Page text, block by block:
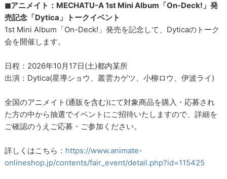
◼︎アニメイト：MECHATU-A 1st Mini Album「On-Deck!」発
売記念「Dytica」トークイベント
1st Mini Album「On-Deck!」発売を記念して、Dyticaのトーク
会を開催します。
日程：2026年10月17日(土)都内某所
出演：Dytica(星導ショウ、叢雲カゲツ、小柳ロウ、伊波ライ)
全国のアニメイト(通販を含む)にて対象商品を購入・応募され
た方の中から抽選でイベントにご招待いたしますので、詳細を
ご確認のうえご応募・ご参加ください。
詳しくはこちら： https://www.animate-
onlineshop.jp/contents/fair_event/detail.php?id=115425